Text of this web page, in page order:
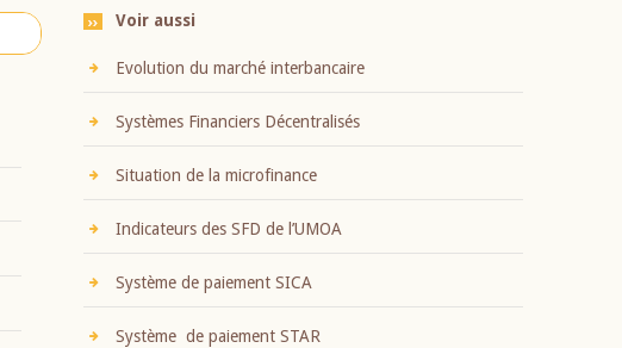
Voir aussi
Evolution du marché interbancaire
Systèmes Financiers Décentralisés
Situation de la microfinance
Indicateurs des SFD de l’UMOA
Système de paiement SICA
Système de paiement STAR